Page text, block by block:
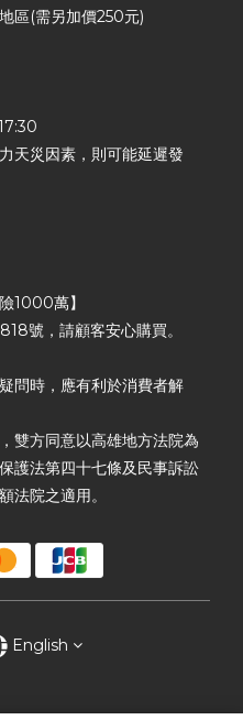
區(需另加價250元)
天災因素，則可能延遲發
1000萬】
號，請顧客安心購買。
問時，應有利於消費者解
雙方同意以高雄地方法院為
護法第四十七條及民事訴訟
法院之適用。
English